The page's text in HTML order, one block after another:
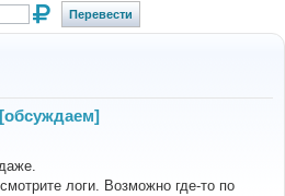
логи. Возможно где-то по